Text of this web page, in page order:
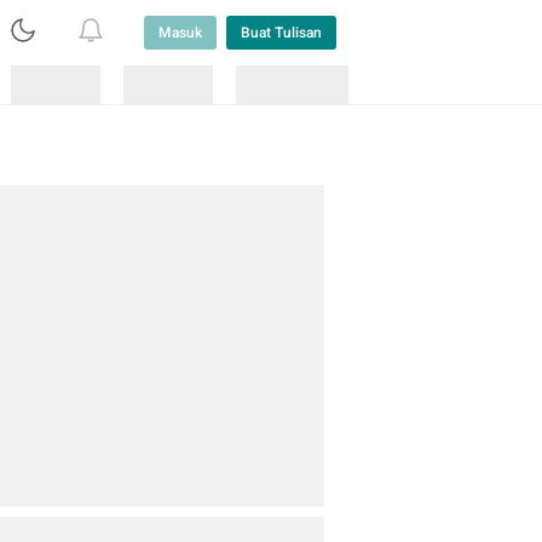
Masuk Buat Tulisan